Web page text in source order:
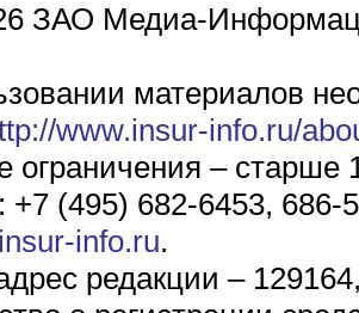
ЗАО Медиа-
материалов
www.insur-info.ru/
ограничения – старше
+7 (495) 682-6453, 686-
info.ru.
редакции –